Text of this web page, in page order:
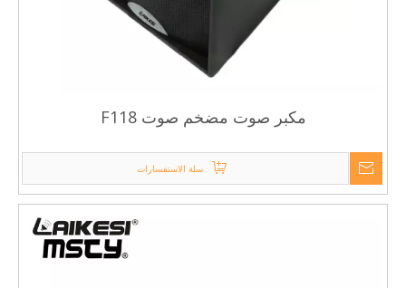
مكبر صوت مضخم صوت F118
سلة الاستفسارات